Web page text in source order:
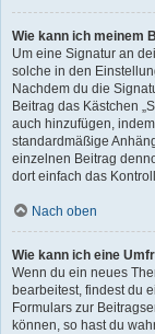
Wie kann ich meinem
Um eine Signatur an
solche in den
Nachdem du die
Beitrag das Kästchen
auch hinzufügen,
standardmäßige
einzelnen Beitrag
dort einfach das
Nach oben
Wie kann ich eine
Wenn du ein neues
bearbeitest, findest du
Formulars zur
können, so hast du